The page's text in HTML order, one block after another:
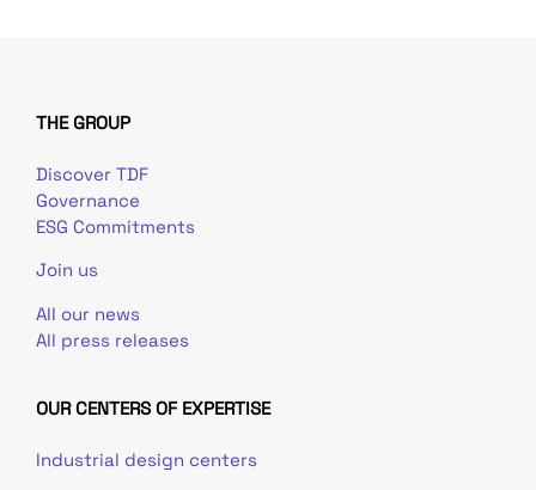
THE GROUP
Discover TDF
Governance
ESG Commitments
Join us
All our news
All press releases
OUR CENTERS OF EXPERTISE
Industrial design centers